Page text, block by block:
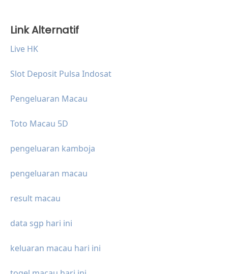
Link Alternatif
Live HK
Slot Deposit Pulsa Indosat
Pengeluaran Macau
Toto Macau 5D
pengeluaran kamboja
pengeluaran macau
result macau
data sgp hari ini
keluaran macau hari ini